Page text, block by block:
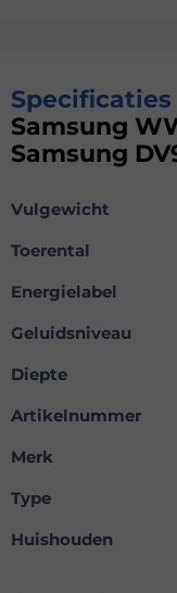
Specificaties
Samsung
Samsung
Vulgewicht
Toerental
Energielabel
Geluidsniveau
Diepte
Artikelnummer
Merk
Type
Huishouden